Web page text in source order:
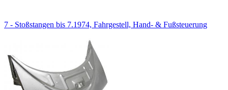
7 - Stoßstangen bis 7.1974, Fahrgestell, Hand- & Fußsteuerung